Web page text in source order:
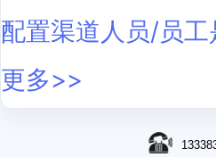
配置渠道人员/员
更多>>